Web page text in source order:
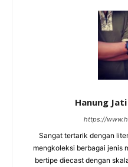
Hanung
https://
Sangat tertarik dengan
mengkoleksi berbagai jenis
bertipe diecast dengan